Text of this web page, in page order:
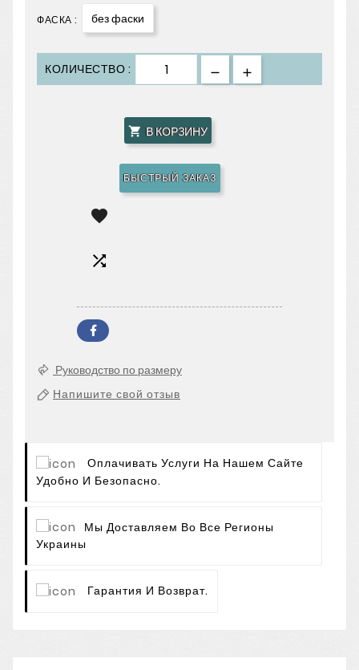
ФАСКА : без фаски
КОЛИЧЕСТВО :
 В КОРЗИНУ
БЫСТРЫЙ ЗАКАЗ


Руководство по размеру
Напишите свой отзыв
Оплачивать Услуги На Нашем Сайте
Удобно И Безопасно.
Мы Доставляем Во Все Регионы
Украины
Гарантия И Возврат.